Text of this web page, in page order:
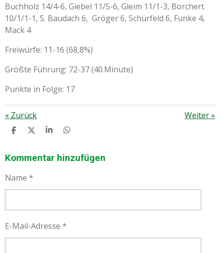
Buchholz 14/4-6, Giebel 11/5-6, Gleim 11/1-3, Borchert
10/1/1-1, S. Baudach 6, Gröger 6, Schürfeld 6, Funke 4,
Mack 4
Freiwürfe: 11-16 (68,8%)
Größte Führung: 72-37 (40.Minute)
Punkte in Folge: 17
« Zurück Weiter»
T
L
T
L
T
L
T
L
Kommentar hinzufügen
Name *
E-Mail-Adresse *